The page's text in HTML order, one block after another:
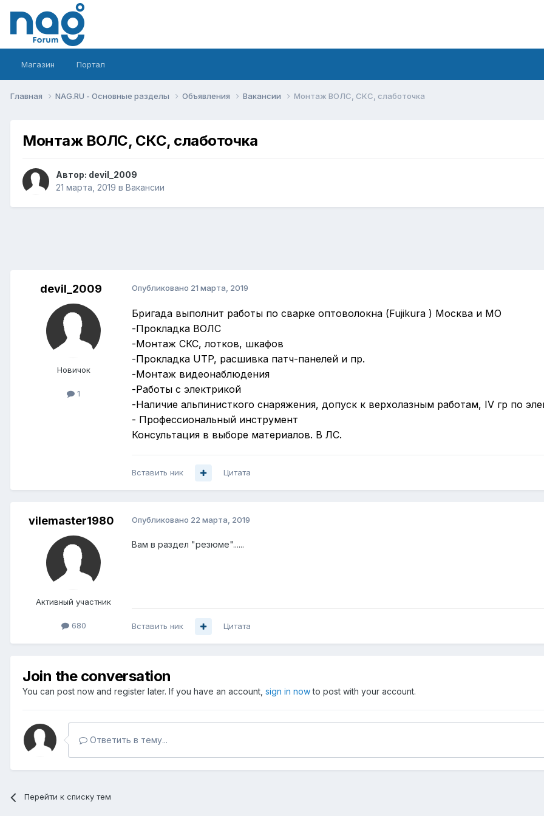
Магазин Портал
Главная NAG.RU - Основные разделы Объявления Вакансии Монтаж ВОЛС, СКС, слаботочка
Монтаж ВОЛС, СКС, слаботочка
Автор: devil_2009
21 марта, 2019 в Вакансии
devil_2009
Новичок
1
Опубликовано 21 марта, 2019
Бригада выполнит работы по сварке оптоволокна (Fujikura ) Москва и МО
-Прокладка ВОЛС
-Монтаж СКС, лотков, шкафов
-Прокладка UTP, расшивка патч-панелей и пр.
-Монтаж видеонаблюдения
-Работы с электрикой
-Наличие альпинисткого снаряжения, допуск к верхолазным работам, IV гр по
- Профессиональный инструмент
Консультация в выборе материалов. В ЛС.
Вставить ник Цитата
vilemaster1980
Активный участник
680
Опубликовано 22 марта, 2019
Вам в раздел "резюме"......
Вставить ник Цитата
Join the conversation
You can post now and register later. If you have an account, sign in nowto post with your account.
Ответить в тему...
Перейти к списку тем